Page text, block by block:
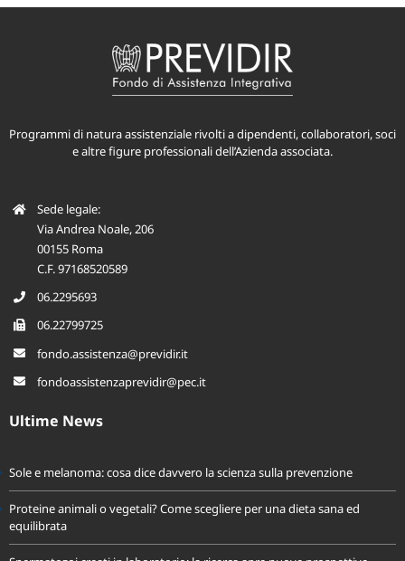
Programmi di natura assistenziale rivolti a dipendenti, collaboratori, soci
Sede legale:
Via Andrea Noale, 206
00155 Roma
Sole e melanoma: cosa dice davvero la scienza sulla prevenzione
Proteine animali o vegetali? Come scegliere per una dieta sana ed
equilibrata